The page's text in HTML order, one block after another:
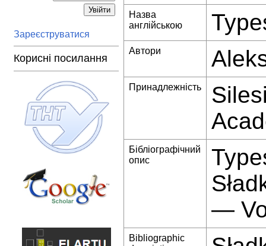
Зареєструватися
Корисні посилання
Назва
англійською
Автори
Принадлежність
Бібліографічний
опис
—
Bibliographic